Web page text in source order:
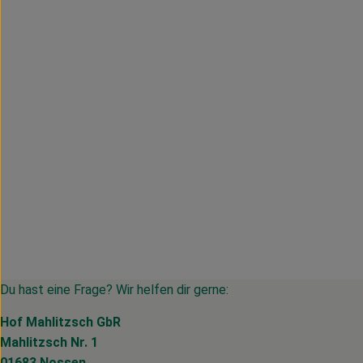
Du hast eine Frage? Wir helfen dir gerne:
Hof Mahlitzsch GbR
Mahlitzsch Nr. 1